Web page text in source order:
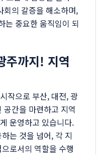
회의 갈증을 해소하며,
는 중요한 움직임이 되
주까지! 지역
작으로 부산, 대전, 광
공간을 마련하고 지역
운영하고 있습니다.
는 것을 넘어, 각 지
로서의 역할을 수행